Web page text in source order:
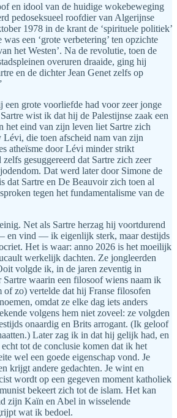
en idool van de huidige wokebeweging
pedoseksueel roofdier van Algerijnse
1978 in de krant de ‘spirituele politiek’
een ‘grote verbetering’ ten opzichte
het Westen’. Na de revolutie, toen de
overuren draaide, ging hij
en de dichter Jean Genet zelfs op
een grote voorliefde had voor zeer jonge
wist ik dat hij de Palestijnse zaak een
het eind van zijn leven liet Sartre zich
die toen afscheid nam van zijn
atheïsme door Lévi minder strikt
gesuggereerd dat Sartre zich zeer
Dat werd later door Simone de
dat Sartre en De Beauvoir zich toen al
tegen het fundamentalisme van de
Net als Sartre herzag hij voortdurend
en vind — ik eigenlijk sterk, maar destijds
Het is waar: anno 2026 is het moeilijk
werkelijk dachten. Ze jongleerden
volgde ik, in de jaren zeventig in
waarin een filosoof wiens naam ik
of zo) vertelde dat hij Franse filosofen
omdat ze elke dag iets anders
volgens hem niet zoveel: ze volgden
onaardig en Brits arrogant. (Ik geloof
Later zag ik in dat hij gelijk had, en
tot de conclusie komen dat ik het
wel een goede eigenschap vond. Je
krijgt andere gedachten. Je wint en
wordt op een gegeven moment katholiek
bekeert zich tot de islam. Het kan
zijn Kaïn en Abel in wisselende
wat ik bedoel.